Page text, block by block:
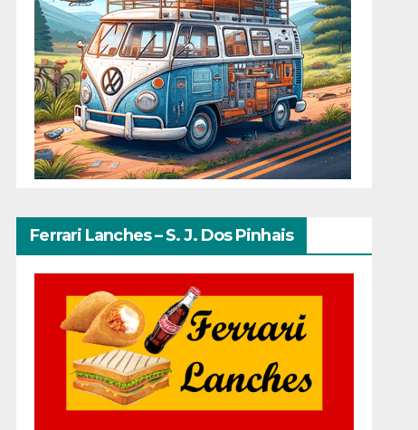
Ferrari Lanches – S. J. Dos Pinhais